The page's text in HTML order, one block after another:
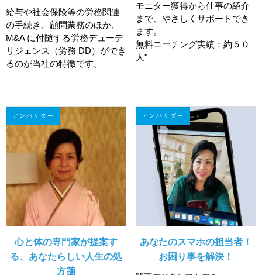
給与や社会保険等の労務関連
の手続き、顧問業務のほか、
M&A に付随する労務デューデ
リジェンス（労務 DD）ができ
るのが当社の特徴です。
モニター獲得から仕事の紹介
まで、やさしくサポートでき
ます。
無料コーチング実績：約５０
人"
アンバサダー
心と体の専門家が提案す
る、あなたらしい人生の処
方箋
アンバサダー
あなたのスマホの担当者！
お困り事を解決！